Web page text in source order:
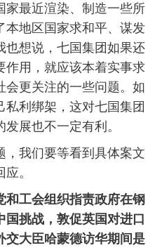
家最近渲染、制造一些所
本地区国家求和平、谋发
也想说，七国集团如果还
作用，就应该本着实事求
会更关注的一些问题。如
利绑架，这对七国集团
展也不一定有利。
我们要等看到具体案文
。
和工会组织指责政府在钢
国挑战，敦促英国对进口
交大臣哈蒙德访华期间是